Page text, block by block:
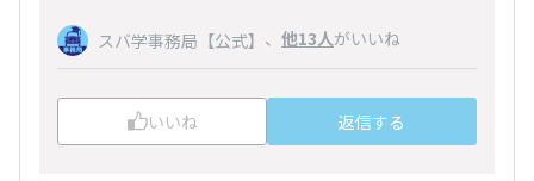
スバ学事務局【公式】 、 他13人がいいね
いいね 返信する